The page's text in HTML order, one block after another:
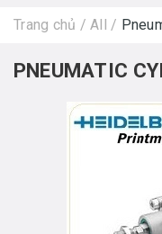
Trang chủ / All /
PNEUMATIC